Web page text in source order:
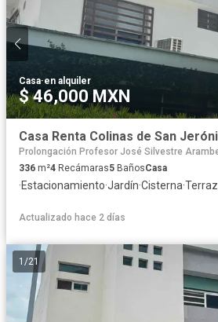
Casa·en alquiler
$ 46,000 MXN
Prolongación Profesor José Silvestre
336 m²4 Recámaras5 BañosCasa
·Estacionamiento·Jardín·Cisterna·
Actualizado hace 2 días
1 /21